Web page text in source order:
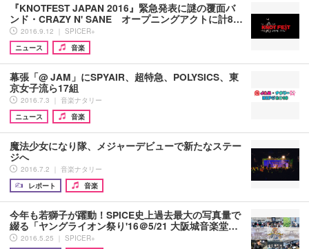
『KNOTFEST JAPAN 2016』緊急発表に謎の覆面バ
ンド・CRAZY N' SANE オープニングアクトに計8…
2016.9.12 ｜ SPICER+
ニュース
音楽
幕張「@ JAM」にSPYAIR、超特急、POLYSICS、東
京女子流ら17組
2016.7.3 ｜ 音楽ナタリー
ニュース
音楽
魔法少女になり隊、メジャーデビューで新たなステー
ジへ
2016.7.2 ｜ 音楽ナタリー
レポート
音楽
今年も若獅子が躍動！SPICE史上過去最大の写真量で
綴る「ヤングライオン祭り'16＠5/21 大阪城音楽堂…
2016.5.25 ｜ SPICER+